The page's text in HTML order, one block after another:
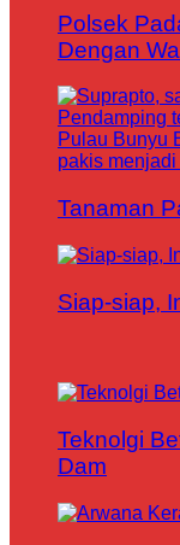
Polsek
Dengan
Tanaman
Siap-siap,
Teknolgi
Dam